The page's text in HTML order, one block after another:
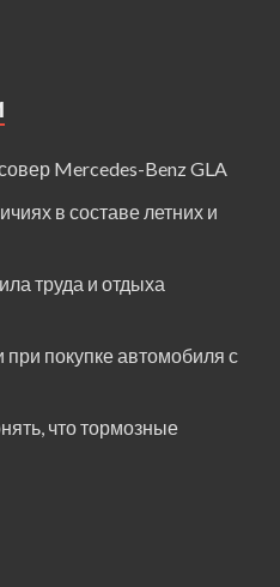
Mercedes-Benz GLA
в составе летних и
труда и отдыха
покупке автомобиля с
что тормозные